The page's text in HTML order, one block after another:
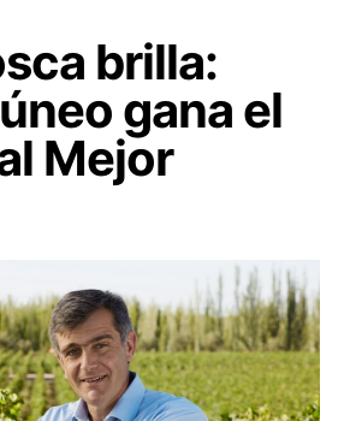
brilla:
gana el
Mejor